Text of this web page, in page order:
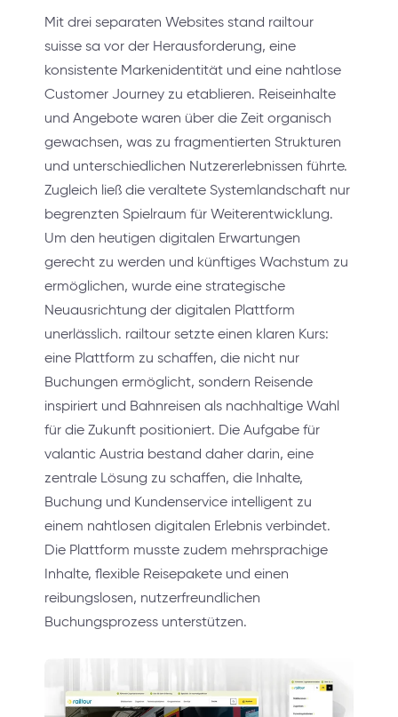
Mit drei separaten Websites stand railtour
suisse sa vor der Herausforderung, eine
konsistente Markenidentität und eine nahtlose
Customer Journey zu etablieren. Reiseinhalte
und Angebote waren über die Zeit organisch
gewachsen, was zu fragmentierten Strukturen
und unterschiedlichen Nutzererlebnissen führte.
Zugleich ließ die veraltete Systemlandschaft nur
begrenzten Spielraum für Weiterentwicklung.
Um den heutigen digitalen Erwartungen
gerecht zu werden und künftiges Wachstum zu
ermöglichen, wurde eine strategische
Neuausrichtung der digitalen Plattform
unerlässlich. railtour setzte einen klaren Kurs:
eine Plattform zu schaffen, die nicht nur
Buchungen ermöglicht, sondern Reisende
inspiriert und Bahnreisen als nachhaltige Wahl
für die Zukunft positioniert. Die Aufgabe für
valantic Austria bestand daher darin, eine
zentrale Lösung zu schaffen, die Inhalte,
Buchung und Kundenservice intelligent zu
einem nahtlosen digitalen Erlebnis verbindet.
Die Plattform musste zudem mehrsprachige
Inhalte, flexible Reisepakete und einen
reibungslosen, nutzerfreundlichen
Buchungsprozess unterstützen.